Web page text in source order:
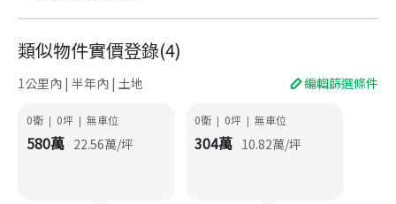
類似物件實價登錄(4)
1公里內 | 半年內 | 土地 編輯篩選條件
0衛 | 0坪 | 無車位
580萬 22.56萬/坪
0衛 | 0坪 | 無車位
304萬 10.82萬/坪